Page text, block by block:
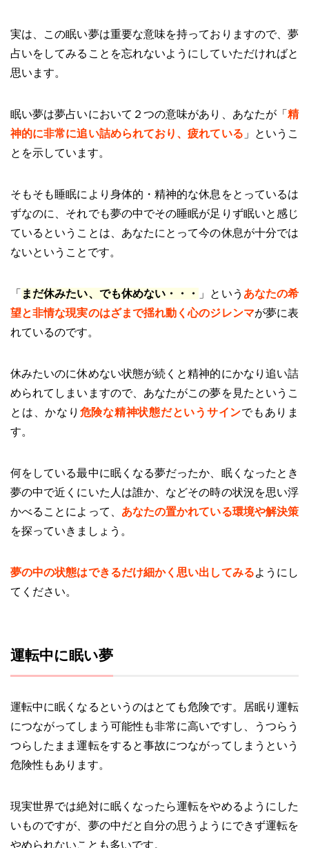
実は、この眠い夢は重要な意味を持っておりますので、夢
占いをしてみることを忘れないようにしていただければと
思います。
眠い夢は夢占いにおいて２つの意味があり、あなたが「 精
神的に非常に追い詰められており、疲れている 」というこ
とを示しています。
そもそも睡眠により身体的・精神的な休息をとっているは
ずなのに、それでも夢の中でその睡眠が足りず眠いと感じ
ているということは、あなたにとって今の休息が十分では
ないということです。
「 まだ休みたい、でも休めない・・・ 」という あなたの希
望と非情な現実のはざまで揺れ動く心のジレンマが夢に表
れているのです。
休みたいのに休めない状態が続くと精神的にかなり追い詰
められてしまいますので、あなたがこの夢を見たというこ
とは、かなり 危険な精神状態だというサインでもありま
す。
何をしている最中に眠くなる夢だったか、眠くなったとき
夢の中で近くにいた人は誰か、などその時の状況を思い浮
かべることによって、 あなたの置かれている環境や解決策
を探っていきましょう。
夢の中の状態はできるだけ細かく思い出してみるようにし
てください。
運転中に眠い夢
運転中に眠くなるというのはとても危険です。居眠り運転
につながってしまう可能性も非常に高いですし、うつらう
つらしたまま運転をすると事故につながってしまうという
危険性もあります。
現実世界では絶対に眠くなったら運転をやめるようにした
いものですが、夢の中だと自分の思うようにできず運転を
やめられないことも多いです。